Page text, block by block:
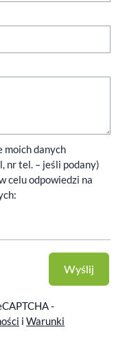
moich danych
nr tel. – jeśli podany)
celu odpowiedzi na
Wyślij
-
i Warunki